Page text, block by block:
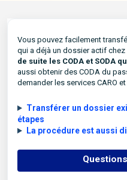
Vous pouvez facilement
qui a déjà un dossier actif chez
de suite les CODA et SODA
aussi obtenir des CODA du
demander les services CARO et
Transférer un dossier
étapes
La procédure est aussi